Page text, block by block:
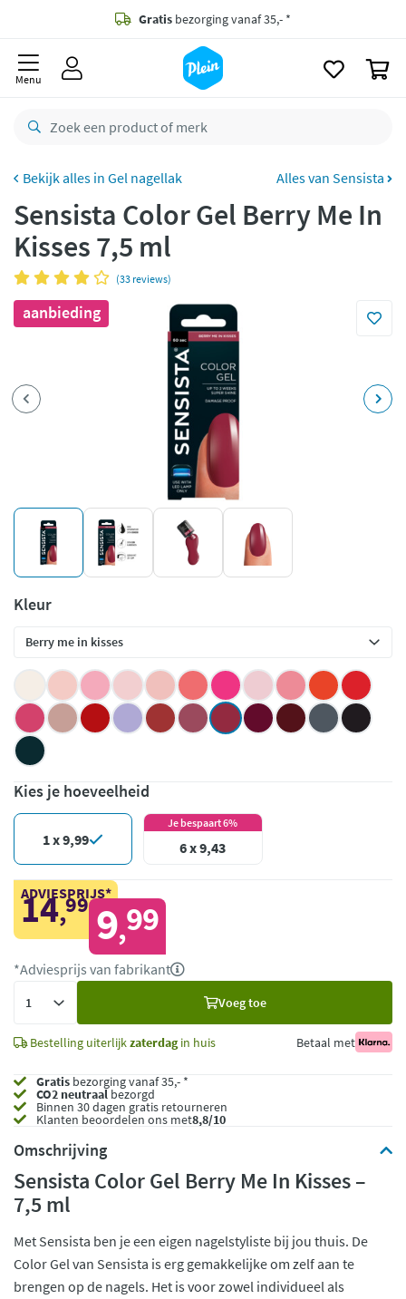
Gratis bezorging vanaf 35,- *
Bestelling uiterlijkzaterdag
retourneren
CO2 neutraal
Betaal met Klarna
Menu
Gel nagellak Alles van Sensista
Sensista Color Gel Berry Me In
Kisses 7,5 ml
(33 reviews)
aanbieding
Kleur
Kies je hoeveelheid
1 x 9,99
Je bespaart 6%
6 x 9,43
ADVIESPRIJS*
14,99 9,99
*Adviesprijs van fabrikant
Voeg toe
Bestelling uiterlijkzaterdagin huis Betaal met
Gratis bezorging vanaf 35,- *
CO2 neutraalbezorgd
Binnen 30 dagen gratis retourneren
Klanten beoordelen ons met8,8/10
Omschrijving
Sensista Color Gel Berry Me In Kisses –
7,5 ml
Met Sensista ben je een eigen nagelstyliste bij jou thuis. De
Color Gel van Sensista is erg gemakkelijke om zelf aan te
brengen op de nagels. Het is voor zowel individueel als